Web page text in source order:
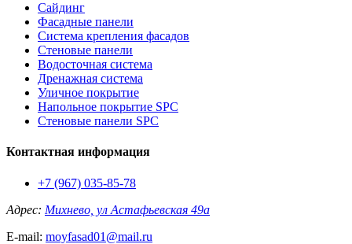
Сайдинг
Фасадные панели
Система крепления фасадов
Стеновые панели
Водосточная система
Дренажная система
Уличное покрытие
Напольное покрытие SPC
Стеновые панели SPC
Контактная информация
+7 (967) 035-85-78
Адрес: Михнево, ул Астафьевская 49а
E-mail: moyfasad01@mail.ru